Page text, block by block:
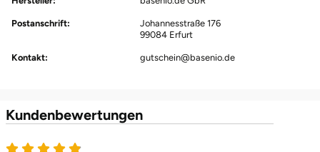
Postanschrift:
Johannesstraße 176
99084 Erfurt
Kontakt: gutschein@basenio.de
Kundenbewertungen
Herzogenaurach
Herzogtum Lauenburg